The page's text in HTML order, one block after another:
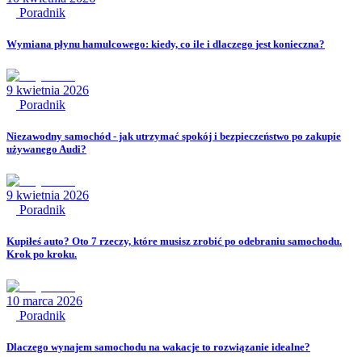
Poradnik
Wymiana płynu hamulcowego: kiedy, co ile i dlaczego jest konieczna?
9 kwietnia 2026
Poradnik
Niezawodny samochód - jak utrzymać spokój i bezpieczeństwo po zakupie
używanego Audi?
9 kwietnia 2026
Poradnik
Kupiłeś auto? Oto 7 rzeczy, które musisz zrobić po odebraniu samochodu.
Krok po kroku.
10 marca 2026
Poradnik
Dlaczego wynajem samochodu na wakacje to rozwiązanie idealne?